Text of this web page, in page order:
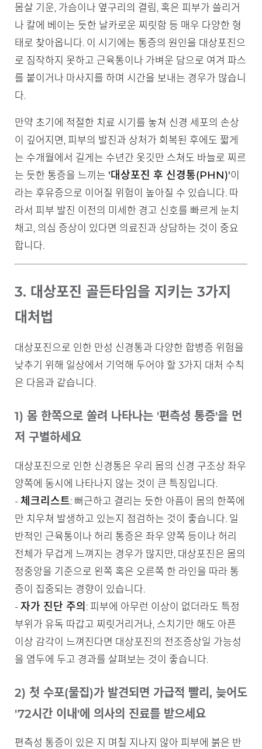
몸살 기운, 가슴이나 옆구리의 결림, 혹은 피부가 쓸리거
나 칼에 베이는 듯한 날카로운 찌릿함 등 매우 다양한 형
태로 찾아옵니다. 이 시기에는 통증의 원인을 대상포진으
로 짐작하지 못하고 근육통이나 가벼운 담으로 여겨 파스
를 붙이거나 마사지를 하며 시간을 보내는 경우가 많습니
다.
만약 초기에 적절한 치료 시기를 놓쳐 신경 세포의 손상
이 깊어지면, 피부의 발진과 상처가 회복된 후에도 짧게
는 수개월에서 길게는 수년간 옷깃만 스쳐도 바늘로 찌르
는 듯한 통증을 느끼는 '대상포진 후 신경통(PHN)'이
라는 후유증으로 이어질 위험이 높아질 수 있습니다. 따
라서 피부 발진 이전의 미세한 경고 신호를 빠르게 눈치
채고, 의심 증상이 있다면 의료진과 상담하는 것이 중요
합니다.
3. 대상포진 골든타임을 지키는 3가지
대처법
대상포진으로 인한 만성 신경통과 다양한 합병증 위험을
낮추기 위해 일상에서 기억해 두어야 할 3가지 대처 수칙
은 다음과 같습니다.
1) 몸 한쪽으로 쏠려 나타나는 '편측성 통증'을 먼
저 구별하세요
대상포진으로 인한 신경통은 우리 몸의 신경 구조상 좌우
양쪽에 동시에 나타나지 않는 것이 큰 특징입니다.
- 체크리스트: 뻐근하고 결리는 듯한 아픔이 몸의 한쪽에
만 치우쳐 발생하고 있는지 점검하는 것이 좋습니다. 일
반적인 근육통이나 허리 통증은 좌우 양쪽 등이나 허리
전체가 무겁게 느껴지는 경우가 많지만, 대상포진은 몸의
정중앙을 기준으로 왼쪽 혹은 오른쪽 한 라인을 따라 통
증이 집중되는 경향이 있습니다.
- 자가 진단 주의 : 피부에 아무런 이상이 없더라도 특정
부위가 유독 따갑고 찌릿거리거나, 스치기만 해도 아픈
이상 감각이 느껴진다면 대상포진의 전조증상일 가능성
을 염두에 두고 경과를 살펴보는 것이 좋습니다.
2) 첫 수포(물집)가 발견되면 가급적 빨리, 늦어도
'72시간 이내'에 의사의 진료를 받으세요
편측성 통증이 있은 지 며칠 지나지 않아 피부에 붉은 반